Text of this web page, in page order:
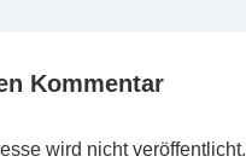
Kommentar
wird nicht veröffentlicht.